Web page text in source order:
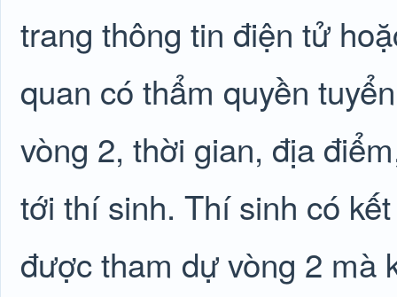
trang thông tin điện tử
quan có thẩm quyền
vòng 2, thời gian, địa
tới thí sinh. Thí sinh có
được tham dự vòng 2 mà